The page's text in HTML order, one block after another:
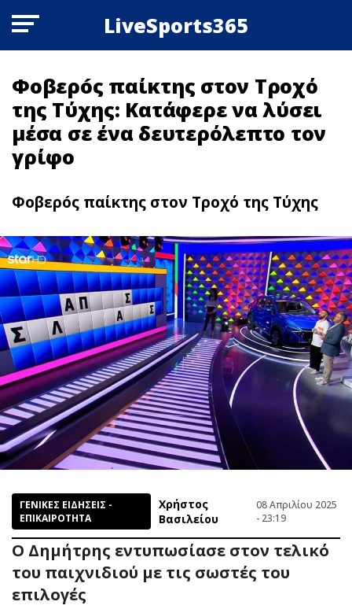
LiveSports365
Φοβερóς παίκτης στον Τροχό
της Τύχης: Κατάφερε να λύσει
μέσα σε ένα δευτερόλεπτο τον
γρίφο
Φοβερóς παίκτης στον Τροχό της Τύχης
ΓΕΝΙΚΕΣ ΕΙΔΗΣΕΙΣ -
ΕΠΙΚΑΙΡΟΤΗΤΑ
Χρήστος
Βασιλείου
08 Απριλίου 2025
- 23:19
Ο Δημήτρης εντυπωσίασε στον τελικό
του παιχνιδιού με τις σωστές του
επιλογές